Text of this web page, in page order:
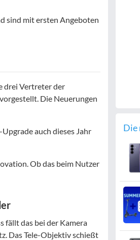
sind mit ersten Angeboten
drei Vertreter der
Die Neuerungen
auch dieses Jahr
Ob das beim Nutzer
fällt das bei der Kamera
Das Tele-Objektiv schießt
Die